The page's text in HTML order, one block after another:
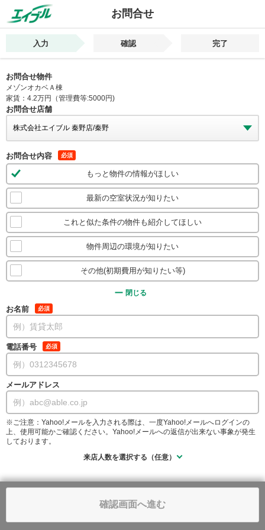
お問合せ
入力 確認 完了
お問合せ物件
メゾンオカベＡ棟
家賃：4.2万円（管理費等:5000円)
お問合せ店舗
お問合せ内容 必須
もっと物件の情報がほしい
最新の空室状況が知りたい
これと似た条件の物件も紹介してほしい
物件周辺の環境が知りたい
その他(初期費用が知りたい等)
閉じる
お名前 必須
電話番号 必須
メールアドレス
※ご注意：Yahoo!メールを入力される際は、一度Yahoo!メールへログインの
上、使用可能かご確認ください。Yahoo!メールへの返信が出来ない事象が発生
しております。
来店人数を選択する（任意）
確認画面へ進む